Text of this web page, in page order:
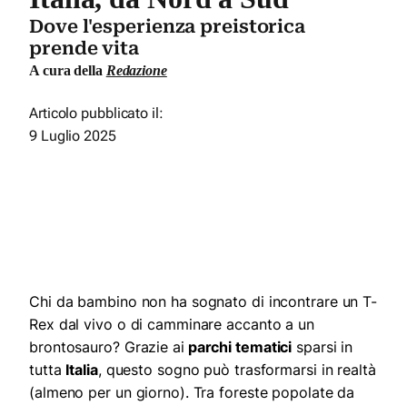
Dove l'esperienza preistorica
prende vita
A cura della Redazione
Articolo pubblicato il:
9 Luglio 2025
Chi da bambino non ha sognato di incontrare un T-
Rex dal vivo o di camminare accanto a un
brontosauro? Grazie ai parchi tematici sparsi in
tutta Italia, questo sogno può trasformarsi in realtà
(almeno per un giorno). Tra foreste popolate da